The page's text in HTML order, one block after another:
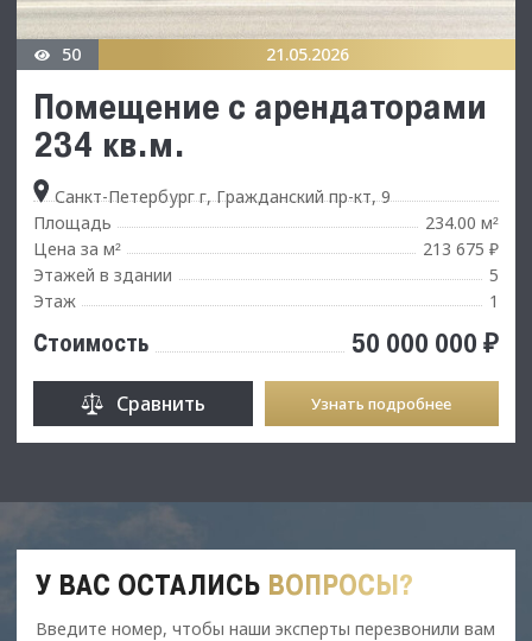
50 21.05.2026
Помещение с арендаторами
234 кв.м.
Санкт-Петербург г, Гражданский пр-кт, 9
Площадь
234.00 м²
Цена за м²
213 675 ₽
Этажей в здании
5
Этаж
1
Стоимость 50 000 000 ₽
Сравнить Узнать подробнее
У ВАС ОСТАЛИСЬ ВОПРОСЫ?
Введите номер, чтобы наши эксперты перезвонили вам